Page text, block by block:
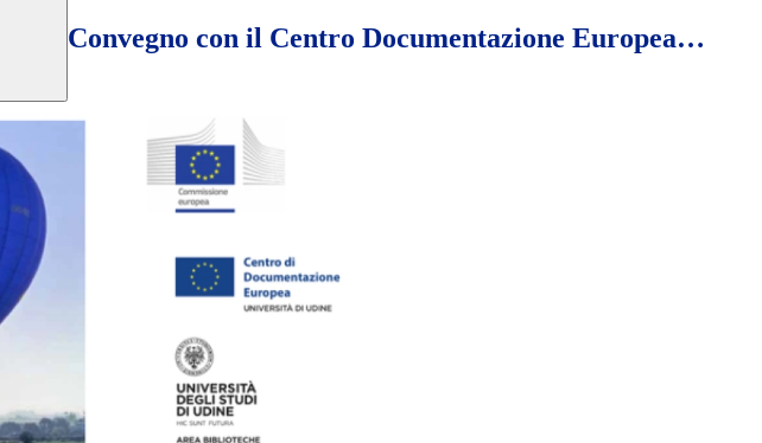
Convegno con il Centro Documentazione Europea…